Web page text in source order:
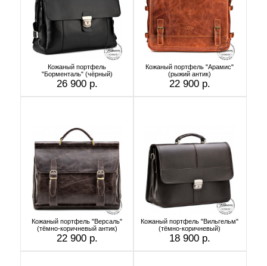
Кожаный портфель
"Борменталь" (чёрный)
26 900 р.
Кожаный портфель "Арамис"
(рыжий антик)
22 900 р.
Кожаный портфель "Версаль"
(тёмно-коричневый антик)
22 900 р.
Кожаный портфель "Вильгельм"
(тёмно-коричневый)
18 900 р.